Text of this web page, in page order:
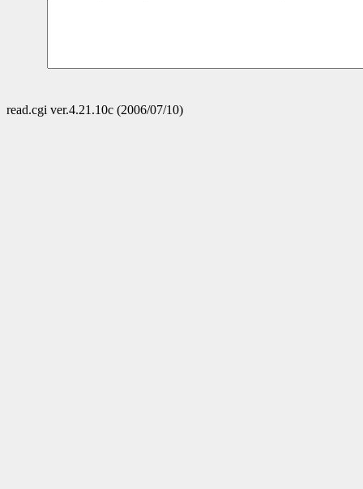
read.cgi ver.4.21.10c (2006/07/10)